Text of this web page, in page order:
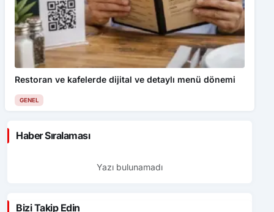
Restoran ve kafelerde dijital ve detaylı menü dönemi
GENEL
Haber Sıralaması
Yazı bulunamadı
Bizi Takip Edin